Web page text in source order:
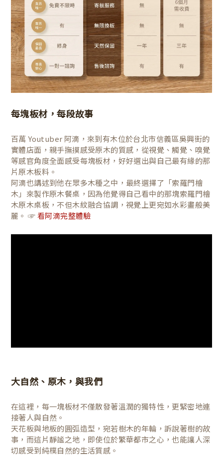
每塊板材，每段故事
百萬 Youtuber 阿滴，來到有木位於台北市信義區吳興街的
實體店面，親手撫摸感受原木的質感，從視覺、觸覺、嗅覺
等感官角度全面感受每塊板材，好好選出與自己最有緣的那
片原木板料。
阿滴也講述到他在眾多木種之中，最終選擇了「索羅門檜
木」來製作原木餐桌，因為他覺得自己看中的那塊索羅門檜
木原木桌板，不但木紋融合協調，視覺上更宛如水彩畫般美
麗。 ☞ 看阿滴完整體驗
大自然、原木，與我們
在這裡，每一塊板材不僅散發著溫潤的獨特性，更緊密地連
接著人與自然。
天花板與地板的圓弧造型，宛若樹木的年輪，訴說著樹的故
事，而這片靜謐之地，即使位於繁華都市之心，也能讓人深
切感受到純樸自然的生活質感。